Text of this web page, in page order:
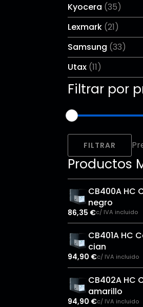
Kyocera (35)
Lexmark (21)
Samsung (33)
Utax (11)
Filtrar por
Precio
mínimo
Precio
máximo
FILTRAR
Productos
CB400A HC
negro
86,35 €c/ IVA incluido
CB401A HC
cian
94,90 €c/ IVA incluido
CB402A HC
amarillo
94,90 €c/ IVA incluido